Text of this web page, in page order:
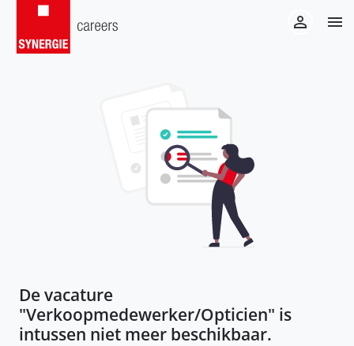
De vacature
"Verkoopmedewerker/Opticien" is
intussen niet meer beschikbaar.